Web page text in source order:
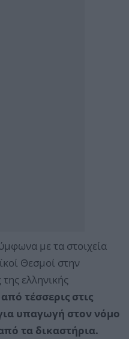
με τα στοιχεία
Θεσμοί στην
ελληνικής
τέσσερις στις
υπαγωγή στον νόμο
τα δικαστήρια.